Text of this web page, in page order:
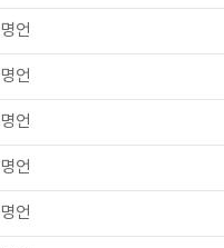
명언
명언
명언
명언
명언